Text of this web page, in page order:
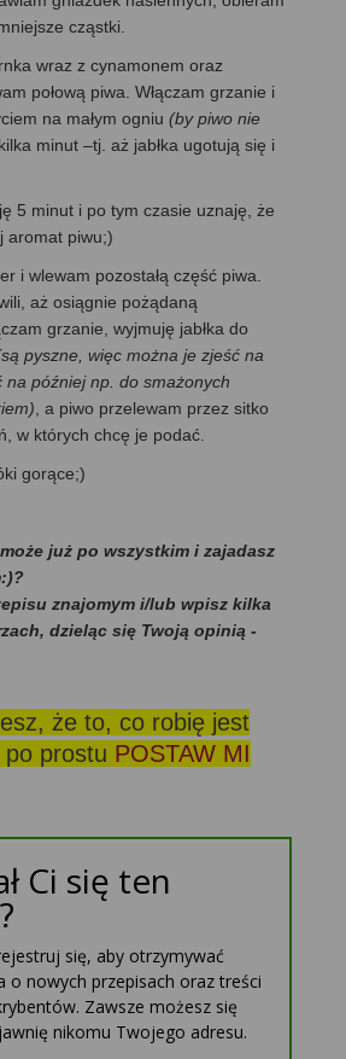
cząstki.
wraz z cynamonem oraz
połową piwa. Włączam grzanie i
na małym ogniu (by piwo nie
minut –tj. aż jabłka ugotują się i
5 minut i po tym czasie uznaję, że
aromat piwu;)
i wlewam pozostałą część piwa.
aż osiągnie pożądaną
grzanie, wyjmuję jabłka do
pyszne, więc można je zjeść na
na później np. do smażonych
, a piwo przelewam przez sitko
w których chcę je podać.
gorące;)
już po wszystkim i zajadasz
znajomym i/lub wpisz kilka
dzieląc się Twoją opinią -
że to, co robię jest
prostu POSTAW MI
Ci się ten
się, aby otrzymywać
o nowych przepisach oraz treści
Zawsze możesz się
nikomu Twojego adresu.